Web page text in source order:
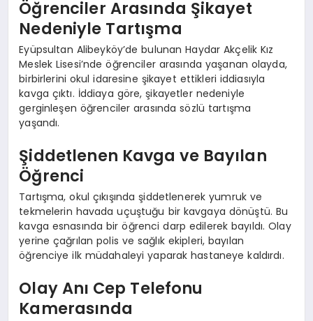
Öğrenciler Arasında Şikayet
Nedeniyle Tartışma
Eyüpsultan Alibeyköy’de bulunan Haydar Akçelik Kız
Meslek Lisesi’nde öğrenciler arasında yaşanan olayda,
birbirlerini okul idaresine şikayet ettikleri iddiasıyla
kavga çıktı. İddiaya göre, şikayetler nedeniyle
gerginleşen öğrenciler arasında sözlü tartışma
yaşandı.
Şiddetlenen Kavga ve Bayılan
Öğrenci
Tartışma, okul çıkışında şiddetlenerek yumruk ve
tekmelerin havada uçuştuğu bir kavgaya dönüştü. Bu
kavga esnasında bir öğrenci darp edilerek bayıldı. Olay
yerine çağrılan polis ve sağlık ekipleri, bayılan
öğrenciye ilk müdahaleyi yaparak hastaneye kaldırdı.
Olay Anı Cep Telefonu
Kamerasında